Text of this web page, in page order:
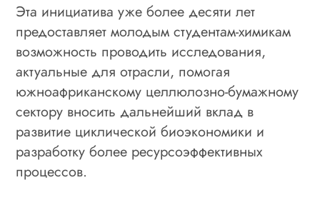
Эта инициатива уже более десяти лет
предоставляет молодым студентам-химикам
возможность проводить исследования,
актуальные для отрасли, помогая
южноафриканскому целлюлозно-бумажному
сектору вносить дальнейший вклад в
развитие циклической биоэкономики и
разработку более ресурсоэффективных
процессов.